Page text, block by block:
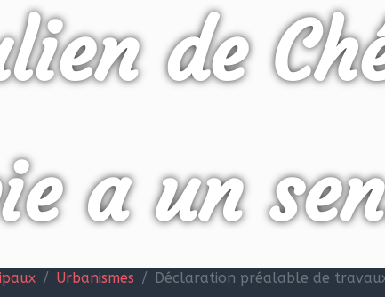
de
a un
Urbanismes Déclaration préalable de